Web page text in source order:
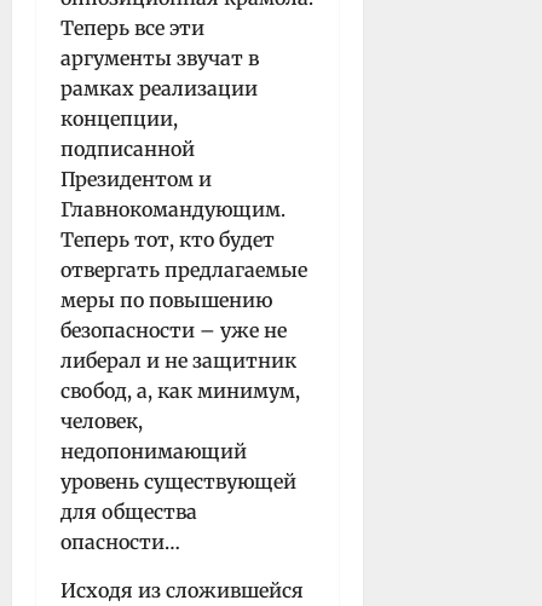
Теперь все эти
аргументы звучат в
рамках реализации
концепции,
подписанной
Президентом и
Главнокомандующим.
Теперь тот, кто будет
отвергать предлагаемые
меры по повышению
безопасности – уже не
либерал и не защитник
свобод, а, как минимум,
человек,
недопонимающий
уровень существующей
для общества
опасности…
Исходя из сложившейся